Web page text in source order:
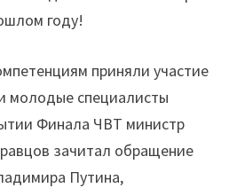
году!
приняли участие
молодые специалисты
Финала ЧВТ министр
зачитал обращение
Путина,